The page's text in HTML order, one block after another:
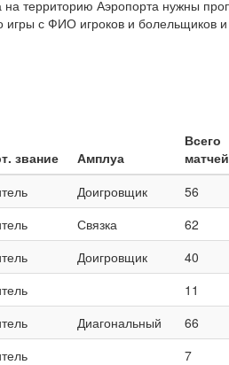
на территорию Аэропорта нужны
игры с ФИО игроков и болельщиков
звание Амплуа
Всего
матчей
Доигровщик 56
Связка 62
Доигровщик 40
11
Диагональный 66
7